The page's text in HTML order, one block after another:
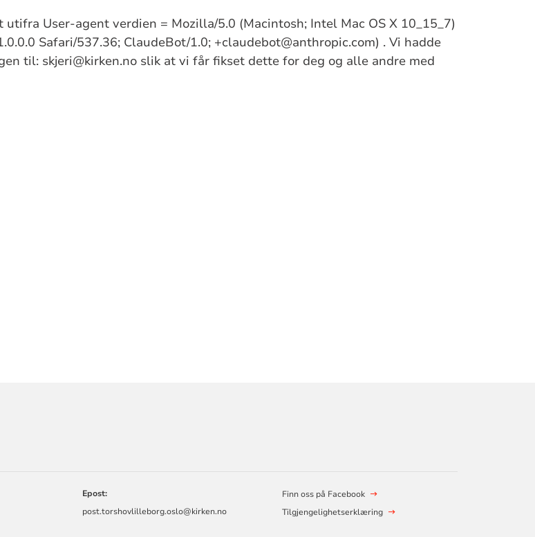
User-agent verdien = Mozilla/5.0 (Macintosh; Intel Mac OS X 10_15_7)
Safari/537.36; ClaudeBot/1.0; +claudebot@anthropic.com) . Vi hadde
til: skjeri@kirken.no slik at vi får fikset dette for deg og alle andre med
Epost:
post.torshovlilleborg.oslo@kirken.no
Finn oss på Facebook
Tilgjengelighetserklæring